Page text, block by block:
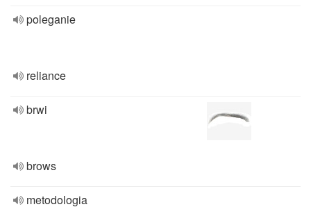
poleganie
reliance
brwi
brows
metodologia